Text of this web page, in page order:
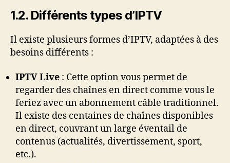
1.2. Différents types d’IPTV
Il existe plusieurs formes d’IPTV, adaptées à des
besoins différents :
IPTV Live : Cette option vous permet de
regarder des chaînes en direct comme vous le
feriez avec un abonnement câble traditionnel.
Il existe des centaines de chaînes disponibles
en direct, couvrant un large éventail de
contenus (actualités, divertissement, sport,
etc.).